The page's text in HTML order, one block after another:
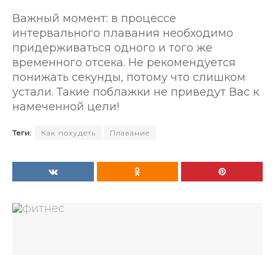
Важный момент: в процессе
интервального плавания необходимо
придерживаться одного и того же
временного отсека. Не рекомендуется
понижать секунды, потому что слишком
устали. Такие поблажки не приведут Вас к
намеченной цели!
Теги: Как похудеть Плавание